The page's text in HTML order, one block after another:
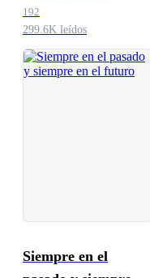
192
299.6K leídos
Siempre en el